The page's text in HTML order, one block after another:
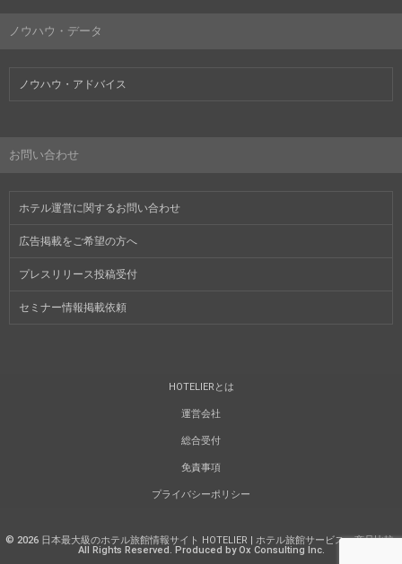
ノウハウ・データ
ノウハウ・アドバイス
お問い合わせ
ホテル運営に関するお問い合わせ
広告掲載をご希望の方へ
プレスリリース投稿受付
セミナー情報掲載依頼
HOTELIERとは
運営会社
総合受付
免責事項
プライバシーポリシー
© 2026 日本最大級のホテル旅館情報サイト HOTELIER | ホテル旅館サービス・商品比較.
All Rights Reserved. Produced by Ox Consulting Inc.